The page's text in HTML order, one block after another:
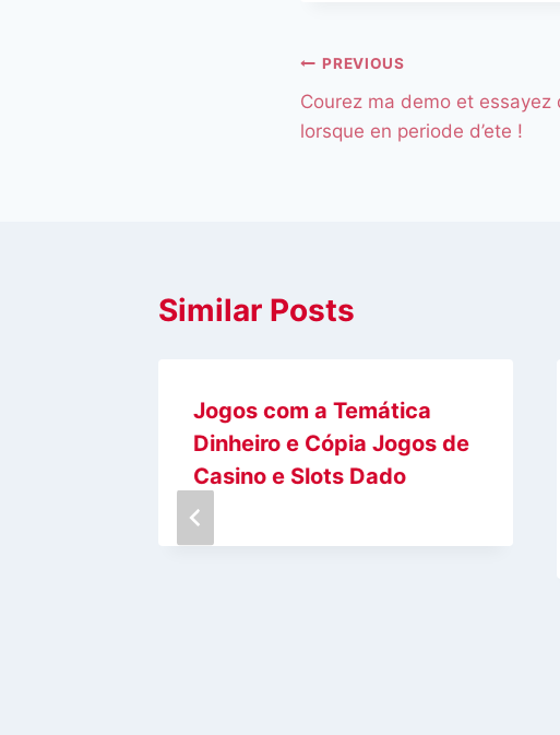
PREVIOUS
Courez ma demo et
lorsque en periode d’ete !
Similar Posts
Jogos com a Temática
Dinheiro e Cópia Jogos de
Casino e Slots Dado